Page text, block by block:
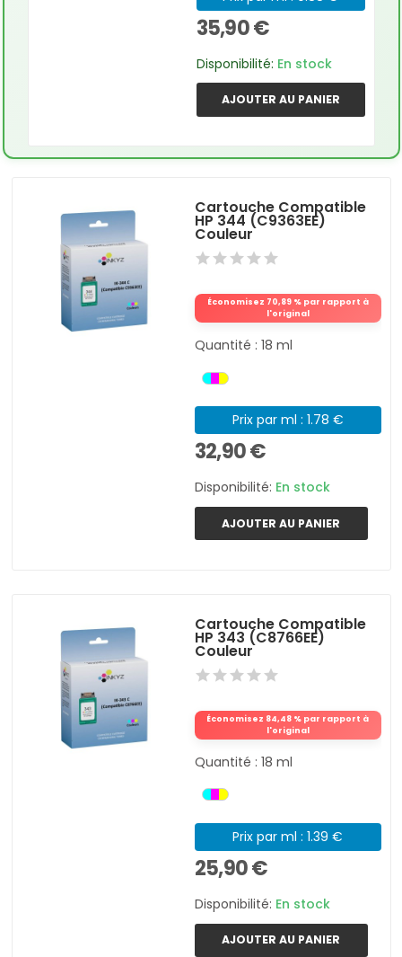
35,90 €
Disponibilité: En stock
AJOUTER AU PANIER
Cartouche Compatible
HP 344 (C9363EE)
Couleur
Économisez 70,89 % par rapport à
l'original
Quantité : 18 ml
Prix par ml : 1.78 €
32,90 €
Disponibilité: En stock
AJOUTER AU PANIER
Cartouche Compatible
HP 343 (C8766EE)
Couleur
Économisez 84,48 % par rapport à
l'original
Quantité : 18 ml
Prix par ml : 1.39 €
25,90 €
Disponibilité: En stock
AJOUTER AU PANIER